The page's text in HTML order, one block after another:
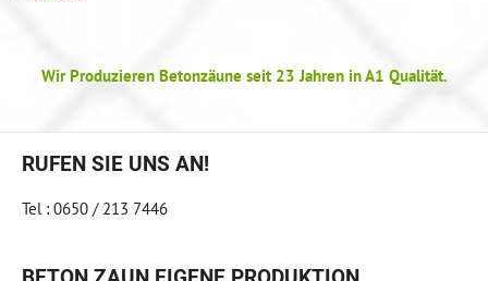
Wir Produzieren Betonzäune seit 23 Jahren in A1 Qualität.
RUFEN SIE UNS AN!
Tel : 0650 / 213 7446